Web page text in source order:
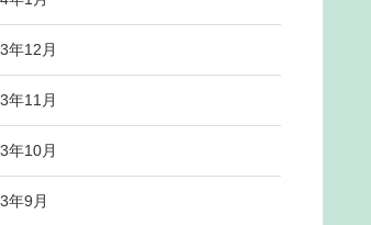
年12月
年11月
年10月
年9月